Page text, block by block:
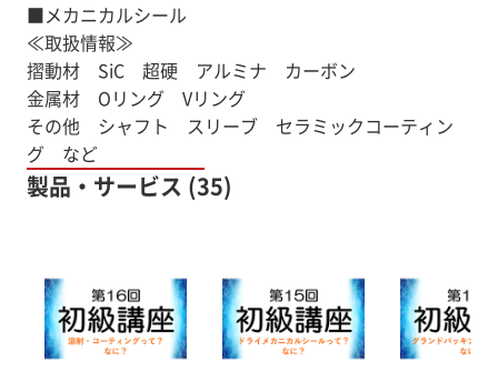
■メカニカルシール
≪取扱情報≫
摺動材 SiC 超硬 アルミナ カーボン
金属材 Oリング Vリング
その他 シャフト スリーブ セラミックコーティン
製品・サービス (35)